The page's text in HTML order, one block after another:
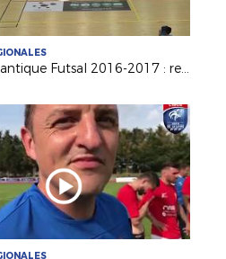
Coupe Atlantique Futsal 2016-2017 : revivez la finale remportée par Saint Herblain Pépite FC